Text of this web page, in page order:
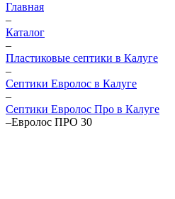
Главная
–
Каталог
–
Пластиковые септики в Калуге
–
Септики Евролос в Калуге
–
Септики Евролос Про в Калуге
–Евролос ПРО 30